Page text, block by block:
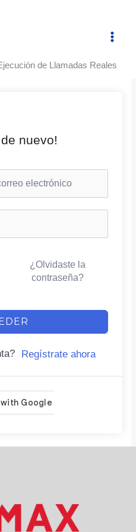
de Llamadas Reales
nuevo!
¿Olvidaste la
contraseña?
Regístrate ahora